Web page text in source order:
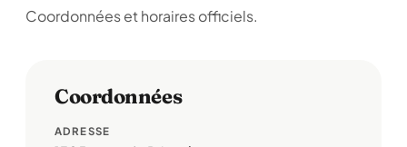
Coordonnées et horaires officiels.
Coordonnées
ADRESSE